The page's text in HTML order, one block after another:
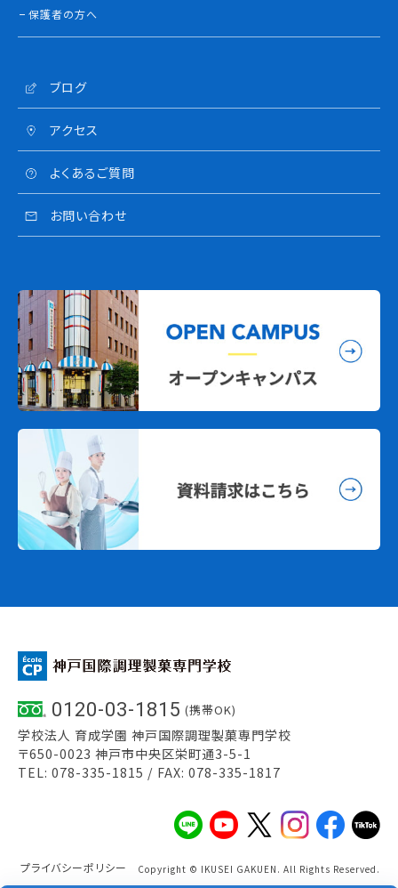
保護者の方へ
ブログ
アクセス
よくあるご質問
お問い合わせ
0120-03-1815 (携帯OK)
学校法人 育成学園 神戸国際調理製菓専門学校
〒650-0023 神戸市中央区栄町通3-5-1
TEL: 078-335-1815 / FAX: 078-335-1817
プライバシーポリシー Copyright © IKUSEI GAKUEN. All Rights Reserved.